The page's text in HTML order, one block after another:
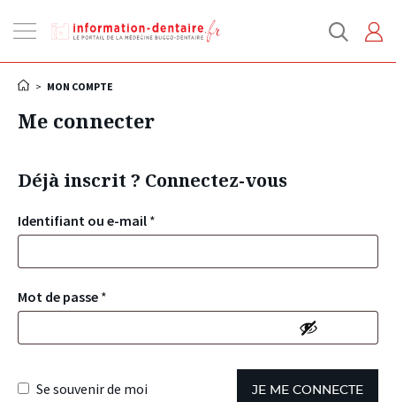
la
> MON COMPTE
Me connecter
Déjà inscrit ? Connectez-vous
Identifiant ou e-mail *
Mot de passe *
Se souvenir de moi JE ME CONNECTE